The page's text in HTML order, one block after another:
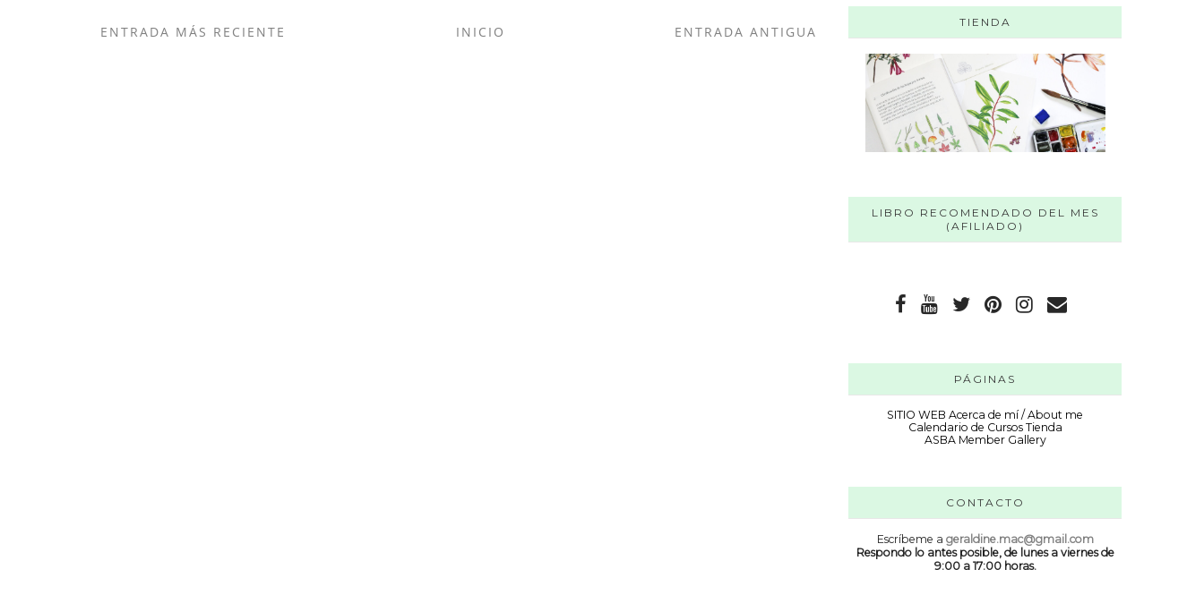
ENTRADA MÁS RECIENTE ENTRADA ANTIGUA
INICIO
TIENDA
LIBRO RECOMENDADO DEL MES
(AFILIADO)
PÁGINAS
SITIO WEB Acerca de mí / About me
Calendario de Cursos Tienda
ASBA Member Gallery
CONTACTO
Escríbeme a geraldine.mac@gmail.com
Respondo lo antes posible, de lunes a viernes de
9:00 a 17:00 horas.